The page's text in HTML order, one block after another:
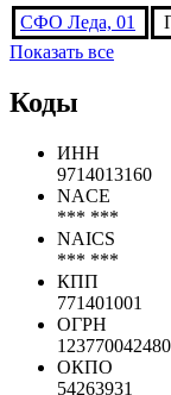
Последние
СФО Леда, 01
Коды
ИНН
9714013160
NACE
*** ***
NAICS
*** ***
КПП
771401001